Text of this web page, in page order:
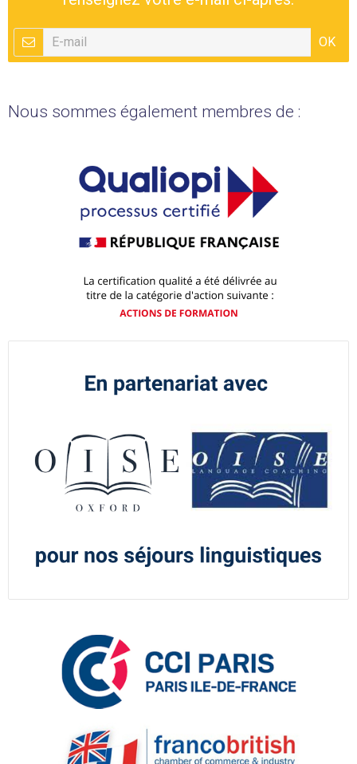
OK
Nous sommes également membres de :